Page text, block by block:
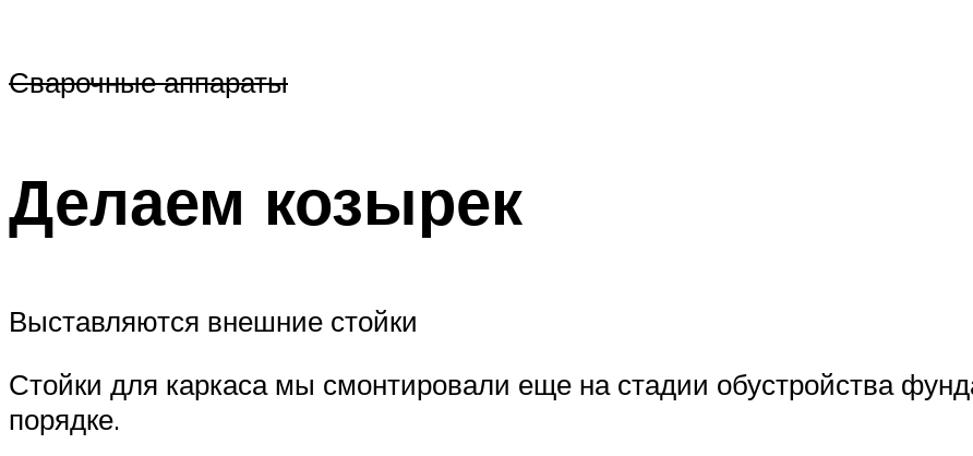
Сварочные аппараты
Делаем козырек
Выставляются внешние стойки
Стойки для каркаса мы смонтировали еще на стадии обустройства
порядке.